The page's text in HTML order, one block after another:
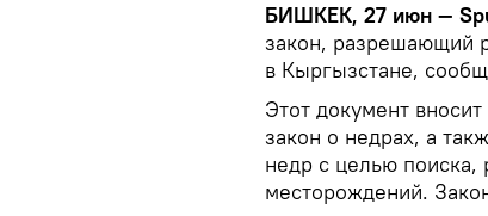
БИШКЕК, 27 июн —
закон, разрешающий
в Кыргызстане,
Этот документ
закон о недрах, а
недр с целью поиска,
месторождений.